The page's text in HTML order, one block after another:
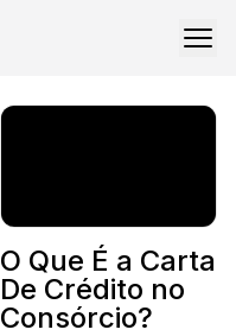
O Que É a Carta
De Crédito no
Consórcio?